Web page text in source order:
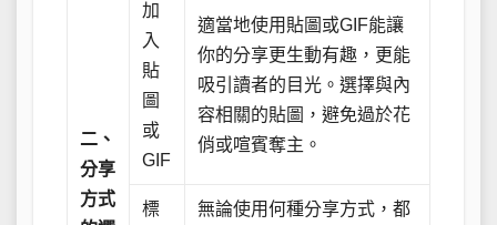
二、
分享
方式
加
入
貼
圖
或
GIF
適當地使用貼圖或GIF能讓
你的分享更生動有趣，更能
吸引讀者的目光。選擇與內
容相關的貼圖，避免過於花
俏或喧賓奪主。
標 無論使用何種分享方式，都